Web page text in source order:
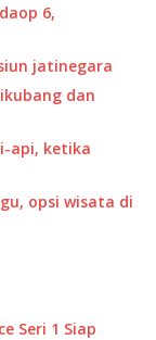
6,
jatinegara
dan
api, ketika
opsi wisata di
Seri 1 Siap